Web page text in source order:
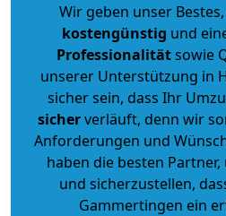
Wir geben unser
kostengünstig und
Professionalitätsowie
unserer Unterstützung in
sicher sein, dass Ihr
sicherverläuft, denn wir
Anforderungen und
haben die besten
und sicherzustellen,
Gammertingen ein